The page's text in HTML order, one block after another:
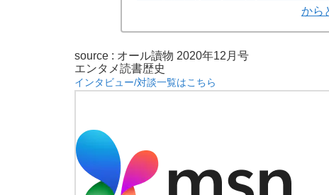
から
source : オール讀物 2020年12月号
エンタメ読書歴史
インタビュー/対談一覧はこちら